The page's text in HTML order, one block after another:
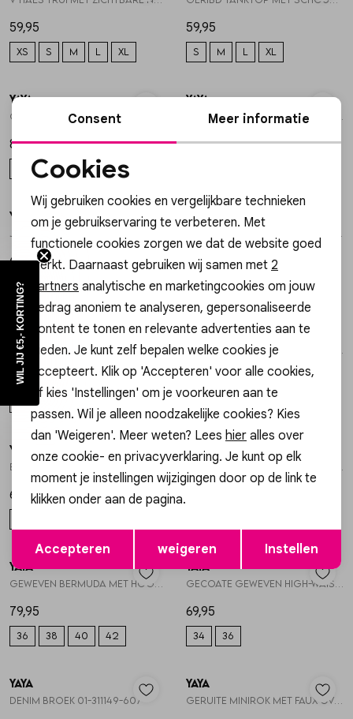
59,95
XS S M L XL
59,95
S M L XL
1/2
YAYA
89,95
36 38 40
1/2
YAYA
89,95
/2
YAYA
Jacquard blouse met korte mouw 01-201230-607
69,95
36 38 40 42
1/2
YAYA
79,95
36 38 40 42
1
YAYA
Mouwloze top met dubbele laag 01-709396-607
49,95
1/2
YAYA
69,95
YAYA
Boothals oversized fijngebreid 01-000598-607
69,95
/2
YAYA
1/2
YAYA
79,95
36 38 40 42
1/2
YAYA
69,95
34 36
1/2
YAYA
Denim broek 01-311149-607
1/2
YAYA
Noodzakelijke cookies
Personalisatie cookies
Analytische cookies
Marketing cookies
Opslaan
Consent Meer informatie
Cookies
Wij gebruiken cookies en vergelijkbare technieken
om je gebruikservaring te verbeteren. Met
functionele cookies zorgen we dat de website goed
werkt. Daarnaast gebruiken wij samen met 2
partners analytische en marketingcookies om jouw
gedrag anoniem te analyseren, gepersonaliseerde
content te tonen en relevante advertenties aan te
bieden. Je kunt zelf bepalen welke cookies je
accepteert. Klik op 'Accepteren' voor alle cookies,
of kies 'Instellingen' om je voorkeuren aan te
passen. Wil je alleen noodzakelijke cookies? Kies
dan 'Weigeren'. Meer weten? Lees hier alles over
onze cookie- en privacyverklaring. Je kunt op elk
moment je instellingen wijzigingen door op de link te
klikken onder aan de pagina.
Accepteren weigeren Instellen
WIL JIJ €5,- KORTING?